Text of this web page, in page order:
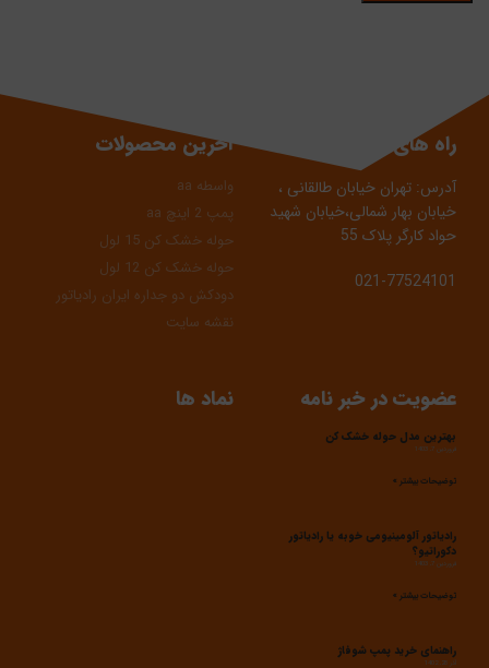
راه های ارتباطی
آدرس: تهران خیابان طالقانی ،
خیابان بهار شمالی،خیابان شهید
حواد کارگر پلاک 55
021-77524101
آخرین محصولات
واسطه aa
پمپ 2 اینچ aa
حوله خشک کن 15 لول
حوله خشک کن 12 لول
دودکش دو جداره ایران رادیاتور
نقشه سایت
عضویت در خبر نامه
بهترین مدل حوله خشک کن
فروردین 7, 1403
توضیحات بیشتر »
رادیاتور آلومینیومی خوبه یا رادیاتور
دکوراتیو؟
فروردین 7, 1403
توضیحات بیشتر »
راهنمای خرید پمپ شوفاژ
آذر 28, 1402
نماد ها